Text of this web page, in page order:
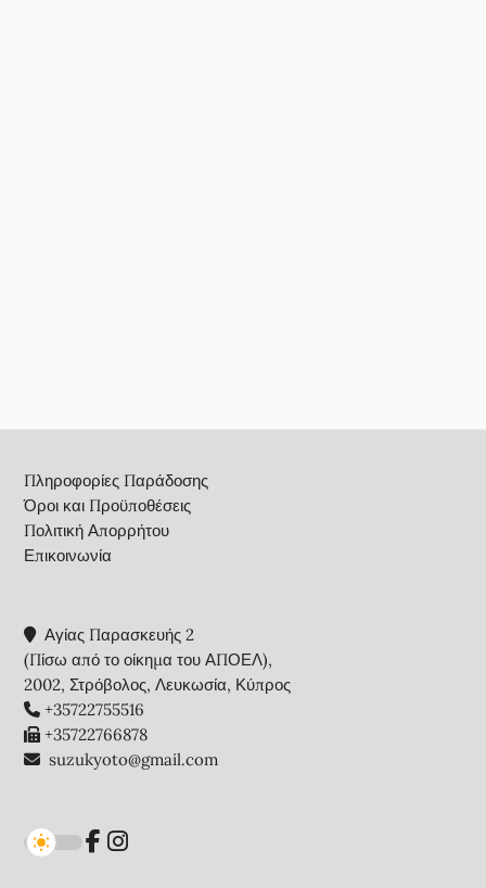
Πληροφορίες Παράδοσης
Όροι και Προϋποθέσεις
Πολιτική Απορρήτου
Επικοινωνία
Αγίας Παρασκευής 2
(Πίσω από το οίκημα του ΑΠΟΕΛ),
2002, Στρόβολος, Λευκωσία, Κύπρος
+35722755516
+35722766878
suzukyoto@gmail.com